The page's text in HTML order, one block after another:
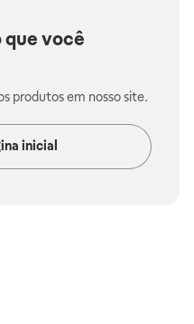
que você
produtos em nosso site.
inicial